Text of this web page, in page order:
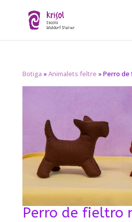
Botiga »Animalets feltre » Perro
Perro de fieltro